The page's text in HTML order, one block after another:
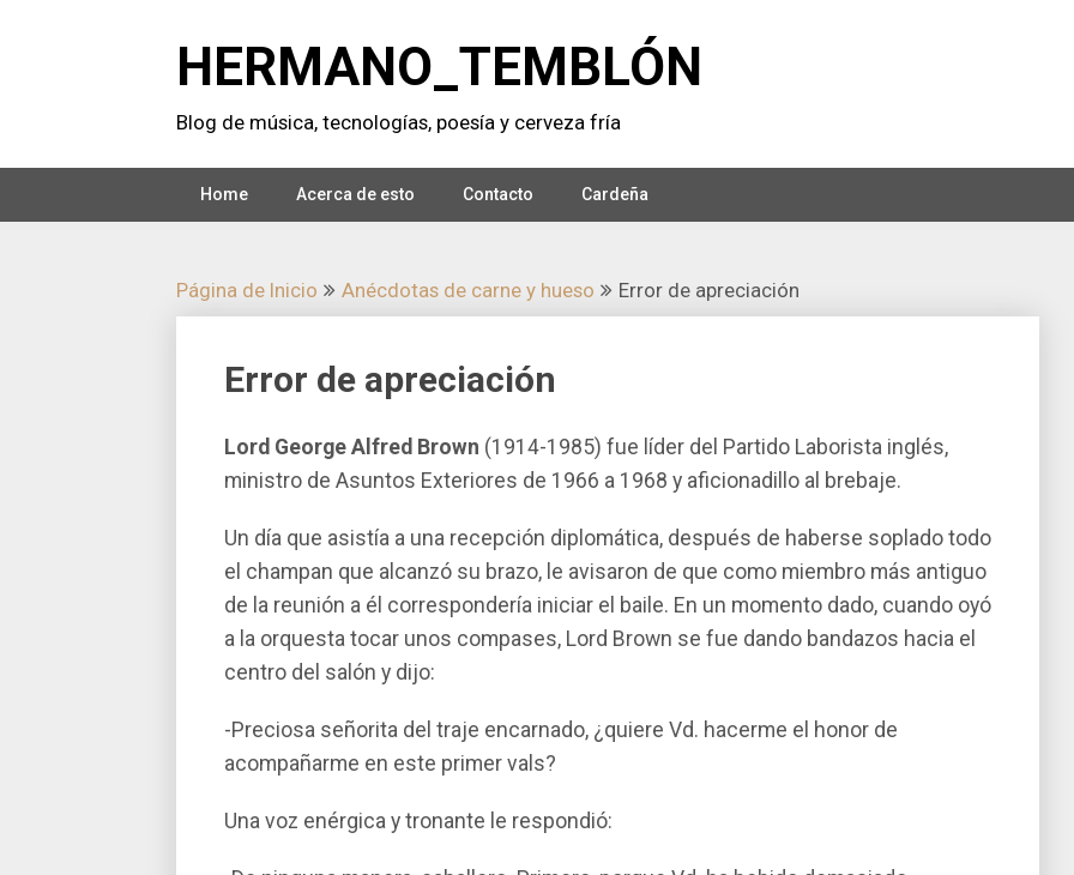
HERMANO_TEMBLÓN
Blog de música, tecnologí­as, poesí­a y cerveza frí­a
Home Acerca de esto Contacto Cardeña
Página de Inicio Anécdotas de carne y hueso Error de apreciación
Error de apreciación
Lord George Alfred Brown (1914-1985) fue lí­der del Partido Laborista inglés,
ministro de Asuntos Exteriores de 1966 a 1968 y aficionadillo al brebaje.
Un dí­a que asistí­a a una recepción diplomática, después de haberse soplado todo
el champan que alcanzó su brazo, le avisaron de que como miembro más antiguo
de la reunión a él corresponderí­a iniciar el baile. En un momento dado, cuando oyó
a la orquesta tocar unos compases, Lord Brown se fue dando bandazos hacia el
centro del salón y dijo:
-Preciosa señorita del traje encarnado, ¿quiere Vd. hacerme el honor de
acompañarme en este primer vals?
Una voz enérgica y tronante le respondió: